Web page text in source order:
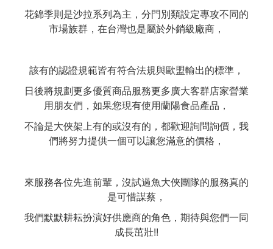
花錦季則是沙拉系列為主，分門別類設定專攻不同的
市場族群，在台灣也是屬於外銷級廠商，
該有的認證規範皆有符合法規與歐盟輸出的標準，
日後將規劃更多優質商品服務更多廣大客群店家營業
用朋友們，如果您現有使用蘭陽食品產品，
不論是大俠架上有的或沒有的，都歡迎詢問詢價，我
們將努力提供一個可以讓您滿意的價格，
來服務各位先進前輩，沒試過魚大俠團隊的服務真的
是可惜謀蔡，
我們默默耕耘扮演好供應商的角色，期待與您們一同
成長茁壯!!